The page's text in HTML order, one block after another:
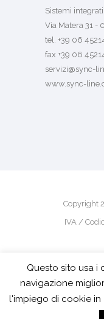
Sistemi
Via Matera 31 -
tel. +39 06
fax +39 06
servizi@sync-
www.sync-
Copyright
IVA /
Questo sito usa i
navigazione
l'impiego di cookie